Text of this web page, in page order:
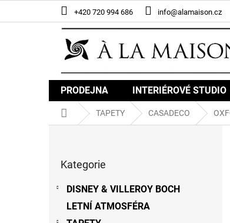
+420 720 994 686 info@alamaison.cz
PRODEJNA INTERIÉROVÉ STUDIO
Domů TAPETY CASADECO
kategorie
Kategorie
DISNEY & VILLEROY BOCH
LETNÍ ATMOSFÉRA